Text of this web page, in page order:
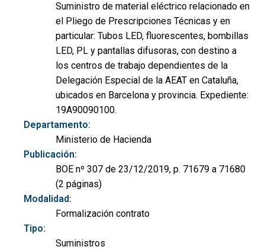
Suministro de material eléctrico relacionado en
el Pliego de Prescripciones Técnicas y en
particular: Tubos LED, fluorescentes, bombillas
LED, PL y pantallas difusoras, con destino a
los centros de trabajo dependientes de la
Delegación Especial de la AEAT en Cataluña,
ubicados en Barcelona y provincia. Expediente:
19A90090100.
Departamento:
Ministerio de Hacienda
Publicación:
BOE nº 307 de 23/12/2019, p. 71679 a 71680
(2 páginas)
Modalidad:
Formalización contrato
Tipo:
Suministros